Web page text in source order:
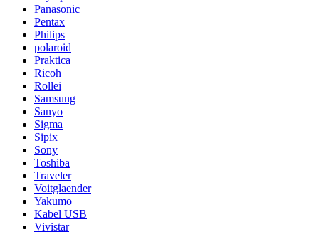
Panasonic
Pentax
Philips
polaroid
Praktica
Ricoh
Rollei
Samsung
Sanyo
Sigma
Sipix
Sony
Toshiba
Traveler
Voitglaender
Yakumo
Kabel USB
Vivistar